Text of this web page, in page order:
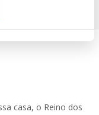
casa, o Reino dos